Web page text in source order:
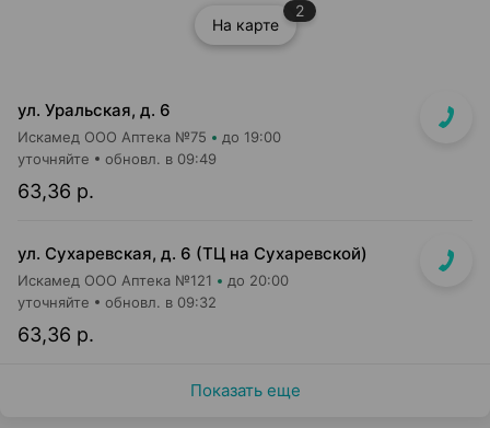
На карте
2
ул. Уральская, д. 6
Искамед ООО Аптека №75 до 19:00
63,36 р.
уточняйте обновл. в 09:49
ул. Сухаревская, д. 6 (ТЦ на Сухаревской)
Искамед ООО Аптека №121 до 20:00
63,36 р.
уточняйте обновл. в 09:32
Показать еще